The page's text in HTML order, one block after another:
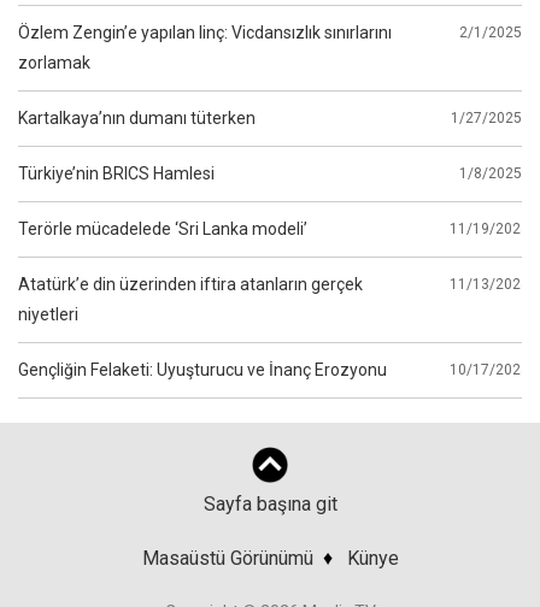
Özlem Zengin’e yapılan linç: Vicdansızlık sınırlarını
zorlamak
2/1/2025
Kartalkaya’nın dumanı tüterken 1/27/2025
Türkiye’nin BRICS Hamlesi 1/8/2025
Terörle mücadelede ‘Sri Lanka modeli’ 11/19/2024
Atatürk’e din üzerinden iftira atanların gerçek
niyetleri
11/13/2024
Gençliğin Felaketi: Uyuşturucu ve İnanç Erozyonu 10/17/2024
Sayfa başına git
Masaüstü Görünümü ♦ Künye